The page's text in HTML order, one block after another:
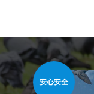
安心安全